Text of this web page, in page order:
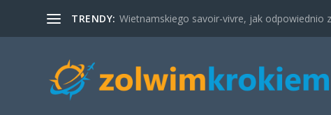
TRENDY: Wietnamskiego savoir-vivre, jak odpowiednio